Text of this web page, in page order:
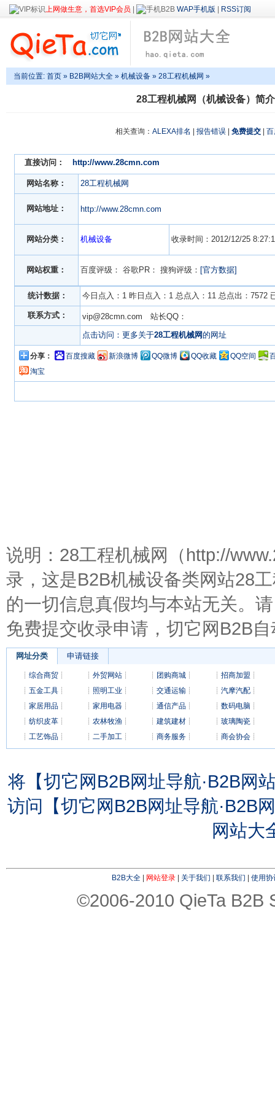
上网做生意，首选VIP会员 WAP手机版 RSS订阅
当前位置: 首页 » B2B网站大全 » 机械设备 » 28工程机械网 »
28工程机械网（机械设备）简介
相关查询： ALEXA排名 报告错误 免费提交
直接访问： http://www.28cmn.com
网站名称： 28工程机械网
网站地址： http://www.28cmn.com
网站分类： 机械设备 收录时间：2012/12/25
网站权重： 百度评级： 谷歌PR： 搜狗评级： [官方数据]
统计数据： 今日点入：1 昨日点入：1 总点入：11 总点出：7572
联系方式：
vip@28cmn.com 站长QQ：
点击访问：更多关于28工程机械网的网址
分享： 百度搜藏 新浪微博 QQ微博 QQ收藏 QQ空间
淘宝
说明：28工程机械网（http://
录，这是B2B机械设备类网站28
的一切信息真假均与本站无关。
免费提交收录申请，切它网B2B
网址分类 申请链接
┊ 综合商贸 ┊ ┊ 外贸网站 ┊ ┊ 团购商城 ┊ ┊ 招商加盟 ┊
┊ 五金工具 ┊ ┊ 照明工业 ┊ ┊ 交通运输 ┊ ┊ 汽摩汽配┊
┊ 家居用品 ┊ ┊ 家用电器 ┊ ┊ 通信产品 ┊ ┊ 数码电脑 ┊
┊ 纺织皮革 ┊ ┊ 农林牧渔 ┊ ┊ 建筑建材 ┊ ┊ 玻璃陶瓷┊
┊ 工艺饰品 ┊ ┊ 二手加工 ┊ ┊ 商务服务 ┊ ┊ 商会协会┊
将【切它网B2B网址导航·B2B网
访问【切它网B2B网址导航·B2B
网站大
B2B大全| 网站登录| 关于我们 联系我们 使用协
©2006-2010 QieTa B2B